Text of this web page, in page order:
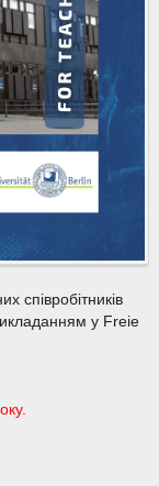
співробітників
у Freie